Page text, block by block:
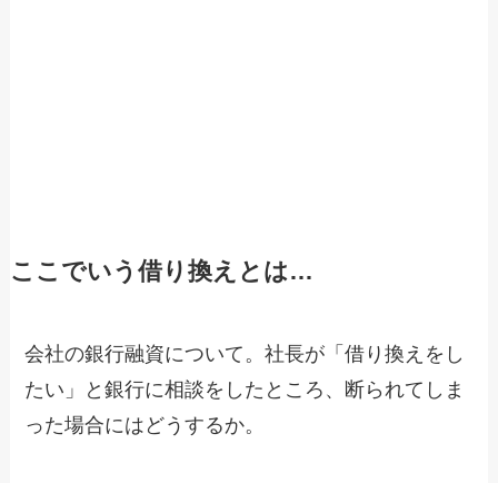
ここでいう借り換えとは…
会社の銀行融資について。社長が「借り換えをし
たい」と銀行に相談をしたところ、断られてしま
った場合にはどうするか。